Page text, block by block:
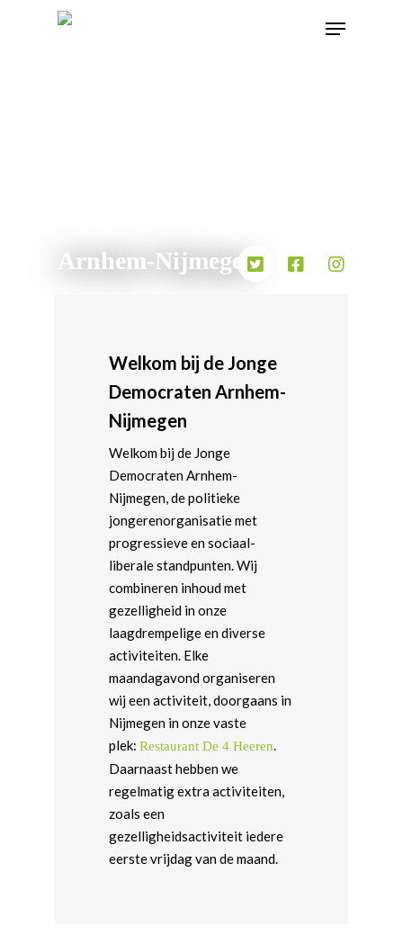
Arnhem-Nijmegen
Welkom bij de Jonge
Democraten Arnhem-
Nijmegen
Welkom bij de Jonge
Democraten Arnhem-
Nijmegen, de politieke
jongerenorganisatie met
progressieve en sociaal-
liberale standpunten. Wij
combineren inhoud met
gezelligheid in onze
laagdrempelige en diverse
activiteiten. Elke
maandagavond organiseren
wij een activiteit, doorgaans in
Nijmegen in onze vaste
plek: Restaurant De 4 Heeren.
Daarnaast hebben we
regelmatig extra activiteiten,
zoals een
gezelligheidsactiviteit iedere
eerste vrijdag van de maand.